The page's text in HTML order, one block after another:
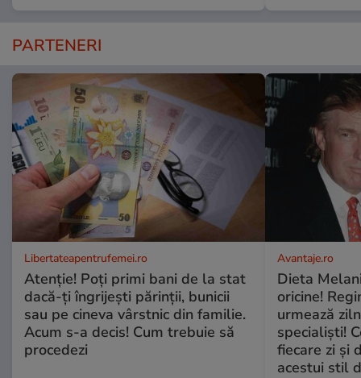
PARTENERI
Libertateapentrufemei.ro
Atenție! Poți primi bani de la stat
dacă-ți îngrijești părinții, bunicii
sau pe cineva vârstnic din familie.
Acum s-a decis! Cum trebuie să
procedezi
Avantaje.ro
Dieta
oricine!
urmează
specialiști!
fiecare zi și
acestui stil